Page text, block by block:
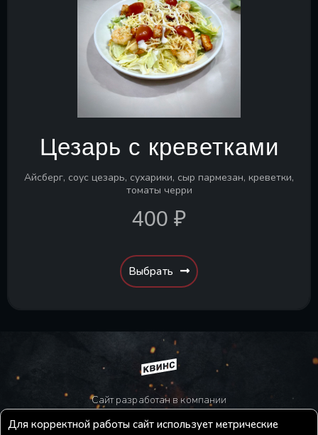
Цезарь с креветками
Айсберг, соус цезарь, сухарики, сыр пармезан, креветки,
томаты черри
400 ₽
Выбрать
Сайт разработан в компании
© Все права защищены. Сайт не является публичной офертой.
Для корректной работы сайт использует метрические